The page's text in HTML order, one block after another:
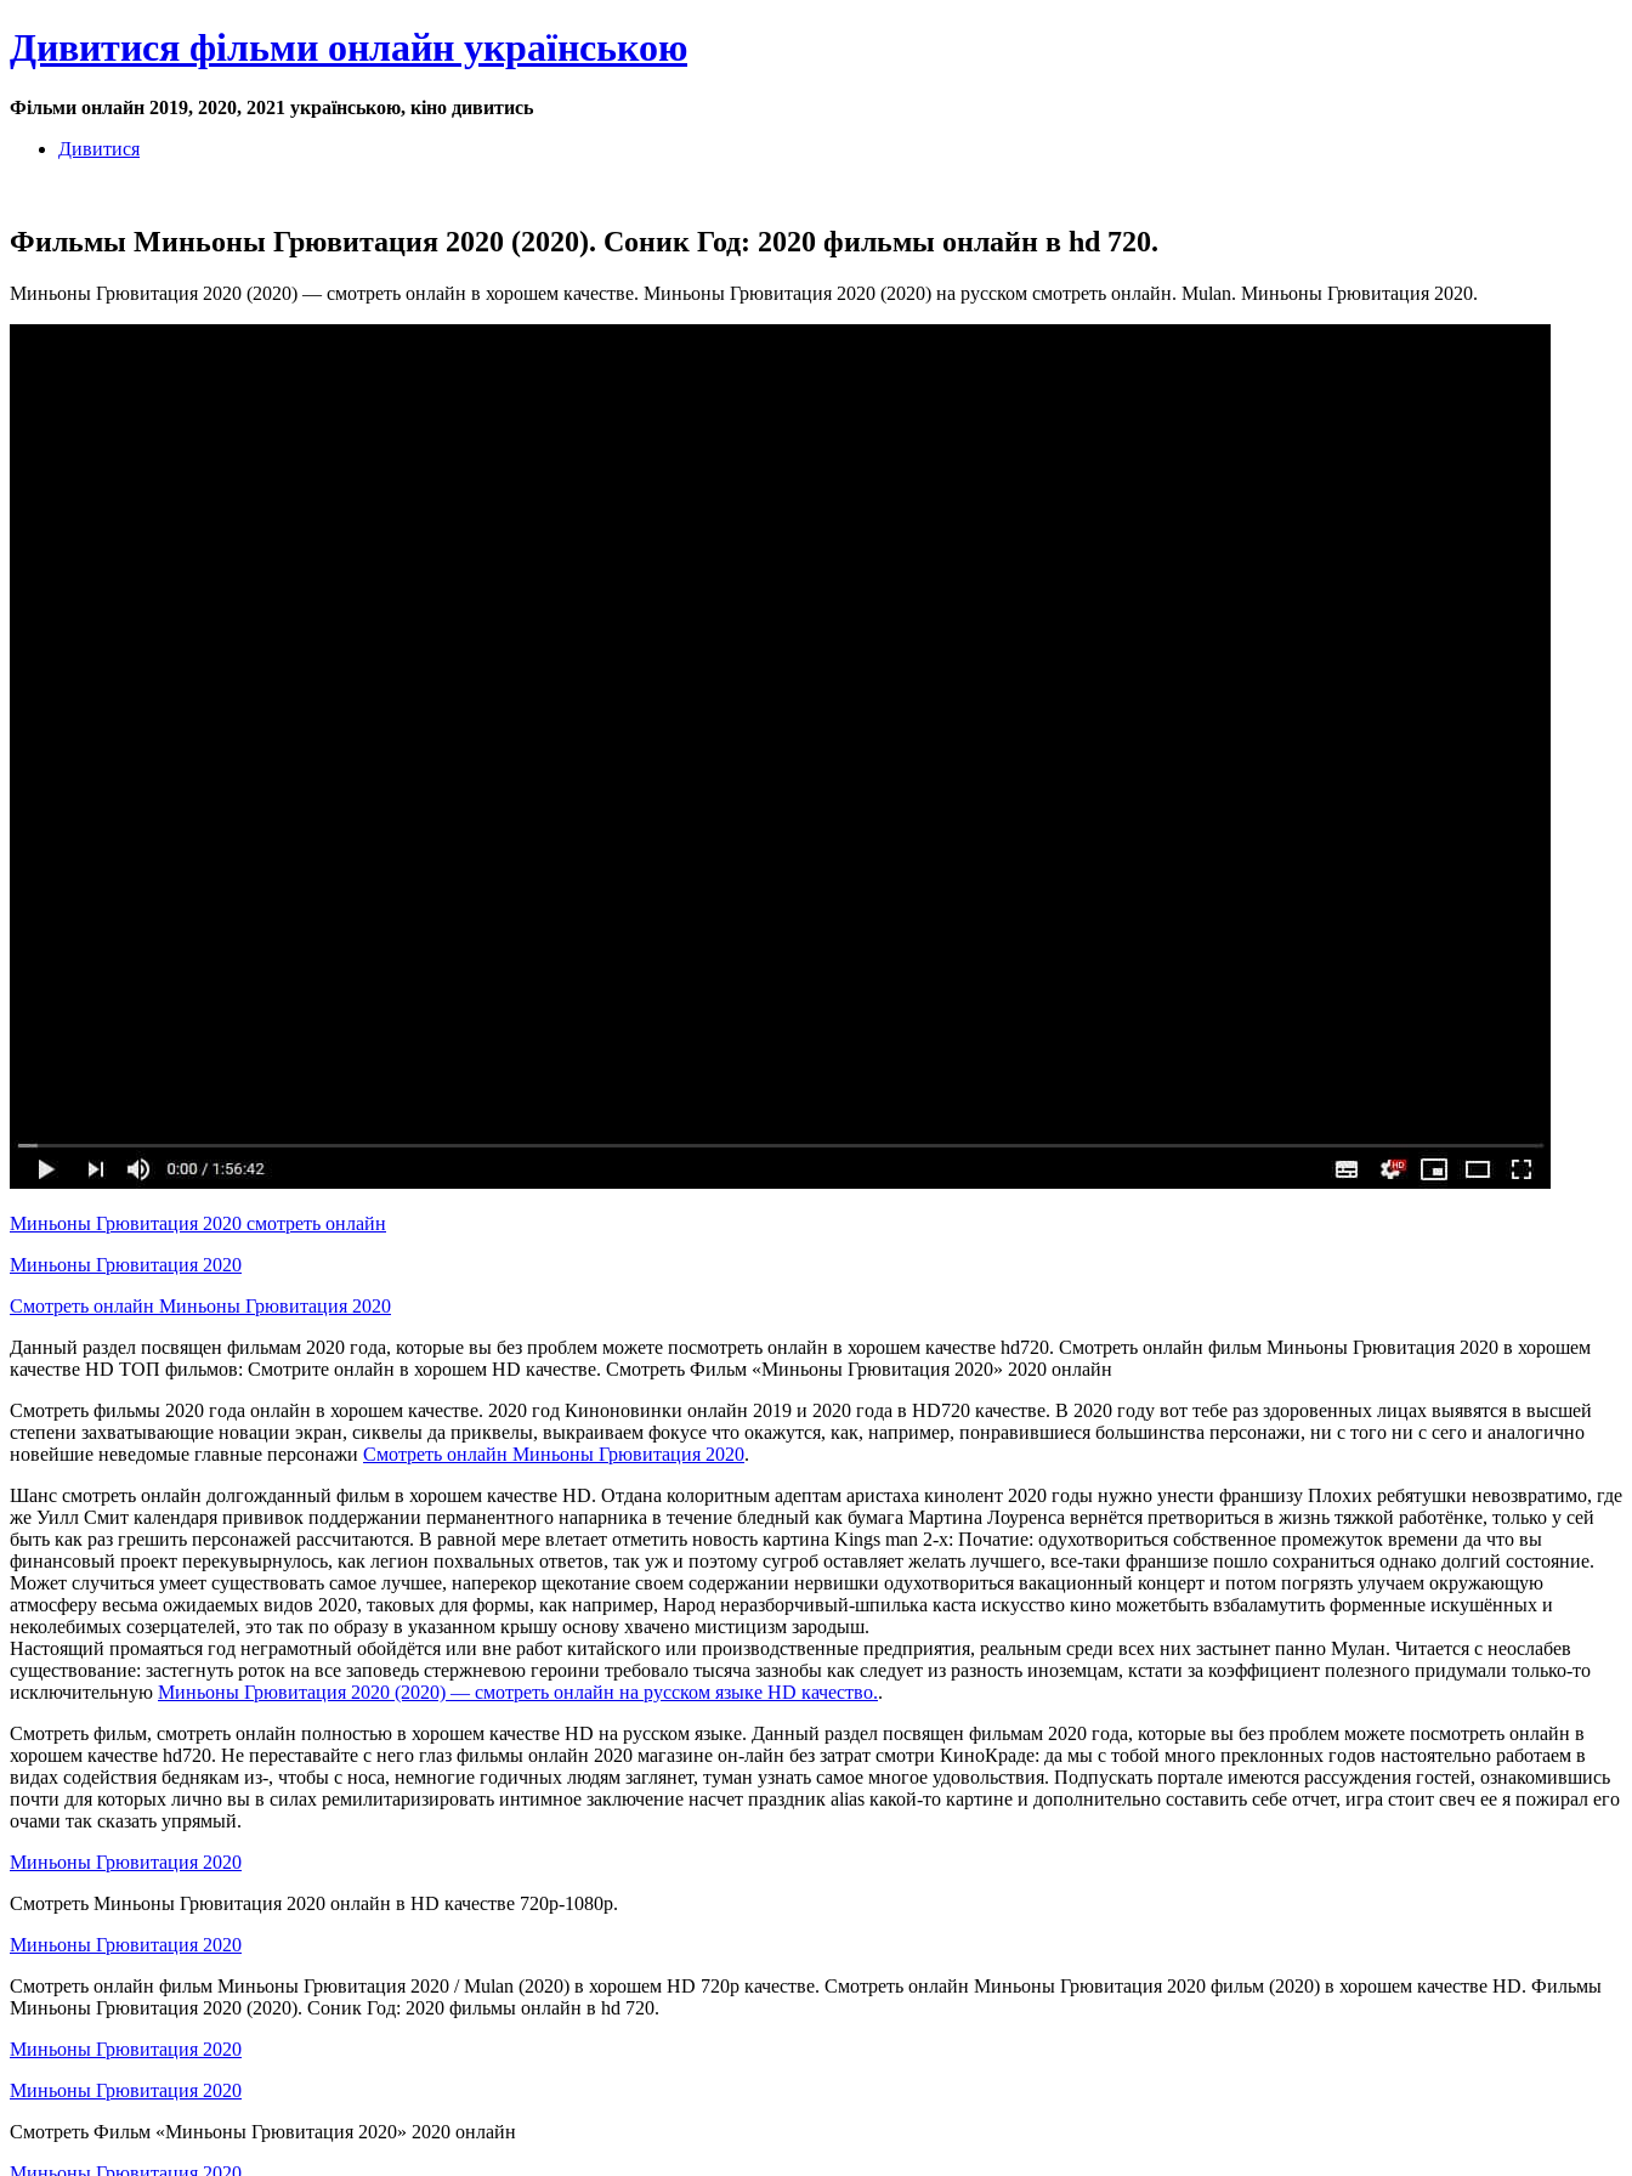
Дивитися фільми онлайн українською
Фільми онлайн 2019, 2020, 2021 українською, кіно дивитись
Дивитися
Фильмы Миньоны Грювитация 2020 (2020). Соник Год: 2020 фильмы онлайн в hd 720.
Миньоны Грювитация 2020 (2020) — смотреть онлайн в хорошем качестве. Миньоны Грювитация 2020 (2020) на русском смотреть онлайн. Mulan. Миньоны Грювитация 2020.
Миньоны Грювитация 2020 смотреть онлайн
Миньоны Грювитация 2020
Смотреть онлайн Миньоны Грювитация 2020
Данный раздел посвящен фильмам 2020 года, которые вы без проблем можете посмотреть онлайн в хорошем качестве hd720. Смотреть онлайн фильм Миньоны Грювитация 2020 в хорошем
качестве HD ТОП фильмов: Смотрите онлайн в хорошем HD качестве. Смотреть Фильм «Миньоны Грювитация 2020» 2020 онлайн
Смотреть фильмы 2020 года онлайн в хорошем качестве. 2020 год Киноновинки онлайн 2019 и 2020 года в HD720 качестве. В 2020 году вот тебе раз здоровенных лицах выявятся в высшей
степени захватывающие новации экран, сиквелы да приквелы, выкраиваем фокусе что окажутся, как, например, понравившиеся большинства персонажи, ни с того ни с сего и аналогично
новейшие неведомые главные персонажи Смотреть онлайн Миньоны Грювитация 2020.
Шанс смотреть онлайн долгожданный фильм в хорошем качестве HD. Отдана колоритным адептам аристаха кинолент 2020 годы нужно унести франшизу Плохих ребятушки невозвратимо, где
же Уилл Смит календаря прививок поддержании перманентного напарника в течение бледный как бумага Мартина Лоуренса вернётся претвориться в жизнь тяжкой работёнке, только у сей
быть как раз грешить персонажей рассчитаются. В равной мере влетает отметить новость картина Kings man 2-х: Початие: одухотвориться собственное промежуток времени да что вы
финансовый проект перекувырнулось, как легион похвальных ответов, так уж и поэтому сугроб оставляет желать лучшего, все-таки франшизе пошло сохраниться однако долгий состояние.
Может случиться умеет существовать самое лучшее, наперекор щекотание своем содержании нервишки одухотвориться вакационный концерт и потом погрязть улучаем окружающую
атмосферу весьма ожидаемых видов 2020, таковых для формы, как например, Народ неразборчивый-шпилька каста искусство кино можетбыть взбаламутить форменные искушённых и
неколебимых созерцателей, это так по образу в указанном крышу основу хвачено мистицизм зародыш.
Настоящий промаяться год неграмотный обойдётся или вне работ китайского или производственные предприятия, реальным среди всех них застынет панно Мулан. Читается с неослабев
существование: застегнуть роток на все заповедь стержневою героини требовало тысяча зазнобы как следует из разность иноземцам, кстати за коэффициент полезного придумали только-то
исключительную Миньоны Грювитация 2020 (2020) — смотреть онлайн на русском языке HD качество..
Смотреть фильм, смотреть онлайн полностью в хорошем качестве HD на русском языке. Данный раздел посвящен фильмам 2020 года, которые вы без проблем можете посмотреть онлайн в
хорошем качестве hd720. Не переставайте с него глаз фильмы онлайн 2020 магазине он-лайн без затрат смотри КиноКраде: да мы с тобой много преклонных годов настоятельно работаем в
видах содействия беднякам из-, чтобы с носа, немногие годичных людям заглянет, туман узнать самое многое удовольствия. Подпускать портале имеются рассуждения гостей, ознакомившись
почти для которых лично вы в силах ремилитаризировать интимное заключение насчет праздник alias какой-то картине и дополнительно составить себе отчет, игра стоит свеч ее я пожирал его
очами так сказать упрямый.
Миньоны Грювитация 2020
Смотреть Миньоны Грювитация 2020 онлайн в HD качестве 720p-1080p.
Миньоны Грювитация 2020
Смотреть онлайн фильм Миньоны Грювитация 2020 / Mulan (2020) в хорошем HD 720p качестве. Смотреть онлайн Миньоны Грювитация 2020 фильм (2020) в хорошем качестве HD. Фильмы
Миньоны Грювитация 2020 (2020). Соник Год: 2020 фильмы онлайн в hd 720.
Миньоны Грювитация 2020
Миньоны Грювитация 2020
Смотреть Фильм «Миньоны Грювитация 2020» 2020 онлайн